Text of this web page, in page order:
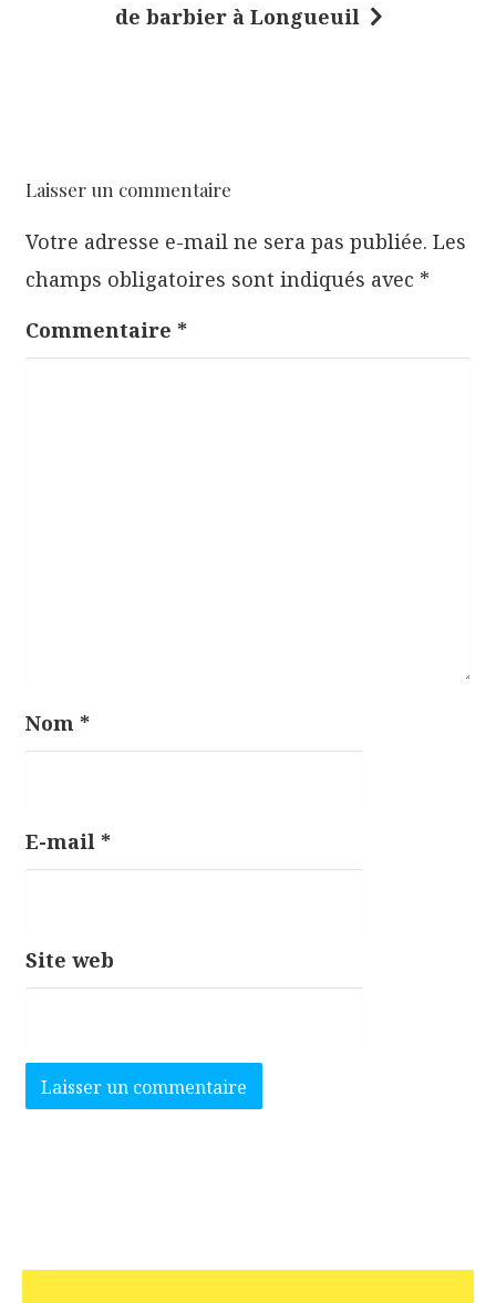
i
n
d
e
l
de barbier à Longueuil
Laisser un commentaire
Votre adresse e-mail ne sera pas publiée. Les
champs obligatoires sont indiqués avec *
Commentaire *
Nom *
E-mail *
Site web